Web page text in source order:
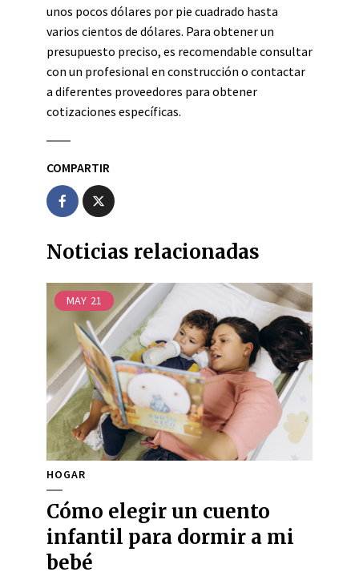
unos pocos dólares por pie cuadrado hasta
varios cientos de dólares. Para obtener un
presupuesto preciso, es recomendable consultar
con un profesional en construcción o contactar
a diferentes proveedores para obtener
cotizaciones específicas.
COMPARTIR
Noticias relacionadas
MAY 21
HOGAR
Cómo elegir un cuento
infantil para dormir a mi
bebé